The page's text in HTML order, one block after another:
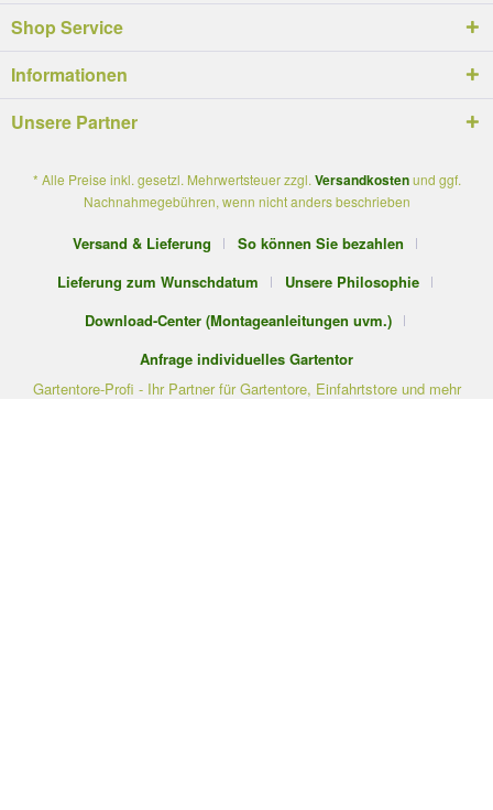
Shop Service
Informationen
Unsere Partner
* Alle Preise inkl. gesetzl. Mehrwertsteuer zzgl. Versandkostenund ggf.
Nachnahmegebühren, wenn nicht anders beschrieben
Versand & Lieferung
So können Sie bezahlen
Lieferung zum Wunschdatum
Unsere Philosophie
Download-Center (Montageanleitungen uvm.)
Anfrage individuelles Gartentor
Gartentore-Profi - Ihr Partner für Gartentore, Einfahrtstore und mehr